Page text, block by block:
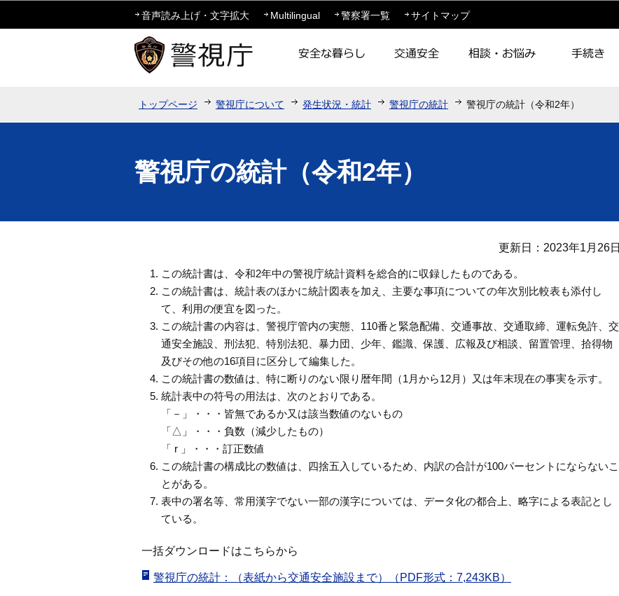
このページの本文へ移動
音声読み上げ・文字拡大 Multilingual 警察署一覧 サイトマップ
トップページ 警視庁について 発生状況・統計 警視庁の統計 警視庁の統計（令和2年）
警視庁の統計（令和2年）
更新日：2023年1月26日
この統計書は、令和2年中の警視庁統計資料を総合的に収録したものである。
この統計書は、統計表のほかに統計図表を加え、主要な事項についての年次別比較表も添付し
て、利用の便宜を図った。
この統計書の内容は、警視庁管内の実態、110番と緊急配備、交通事故、交通取締、運転免許、交
通安全施設、刑法犯、特別法犯、暴力団、少年、鑑識、保護、広報及び相談、留置管理、拾得物
及びその他の16項目に区分して編集した。
この統計書の数値は、特に断りのない限り暦年間（1月から12月）又は年末現在の事実を示す。
統計表中の符号の用法は、次のとおりである。
「－」・・・皆無であるか又は該当数値のないもの
「△」・・・負数（減少したもの）
「 r 」・・・訂正数値
この統計書の構成比の数値は、四捨五入しているため、内訳の合計が100パーセントにならないこ
とがある。
表中の署名等、常用漢字でない一部の漢字については、データ化の都合上、略字による表記とし
ている。
一括ダウンロードはこちらから
警視庁の統計：（表紙から交通安全施設まで）（PDF形式：7,243KB）